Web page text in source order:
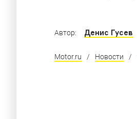
Автор: Денис Гусев
Motor.ru / Новости /